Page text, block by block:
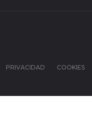
PRIVACIDAD COOKIES